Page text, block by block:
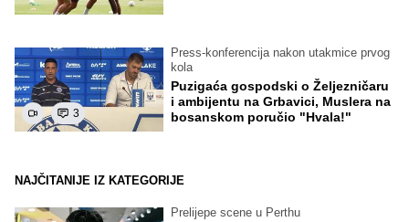
3
Press-konferencija nakon utakmice prvog
kola
Puzigaća gospodski o Željezničaru
i ambijentu na Grbavici, Muslera na
bosanskom poručio "Hvala!"
NAJČITANIJE IZ KATEGORIJE
Prelijepe scene u Perthu